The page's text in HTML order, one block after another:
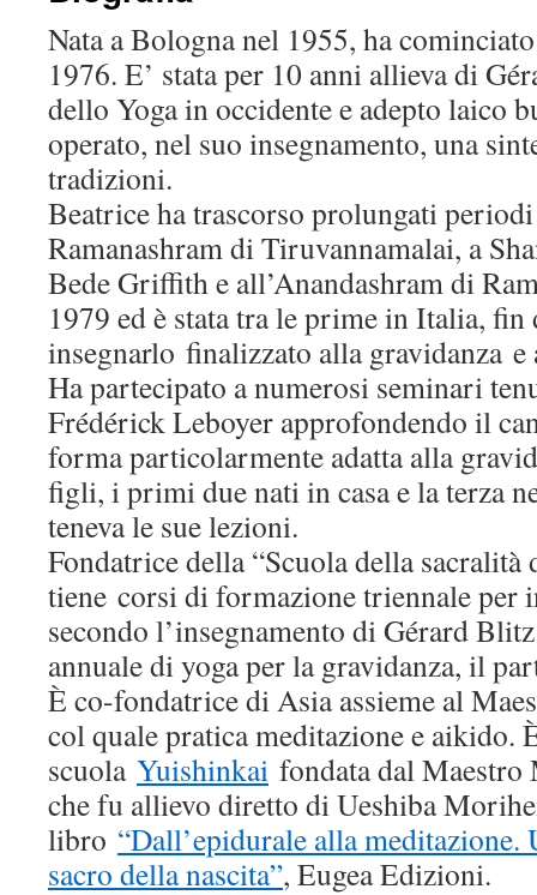
Nata a Bologna nel 1955, ha
1976. E’ stata per 10 anni allieva di
dello Yoga in occidente e adepto laico
operato, nel suo insegnamento, una
tradizioni.
Beatrice ha trascorso prolungati
Ramanashram di Tiruvannamalai, a
Bede Griffith e all’Anandashram di
1979 ed è stata tra le prime in Italia, fin
insegnarlo finalizzato alla gravidanza
Ha partecipato a numerosi seminari
Frédérick Leboyer approfondendo il
forma particolarmente adatta alla
figli, i primi due nati in casa e la terza
teneva le sue lezioni.
Fondatrice della “Scuola della sacralità
tiene corsi di formazione triennale per
secondo l’insegnamento di Gérard
annuale di yoga per la gravidanza, il
È co-fondatrice di Asia assieme al
col quale pratica meditazione e aikido.
scuola Yuishinkai fondata dal
che fu allievo diretto di Ueshiba
libro “Dall’epidurale alla
sacro della nascita”, Eugea Edizioni.